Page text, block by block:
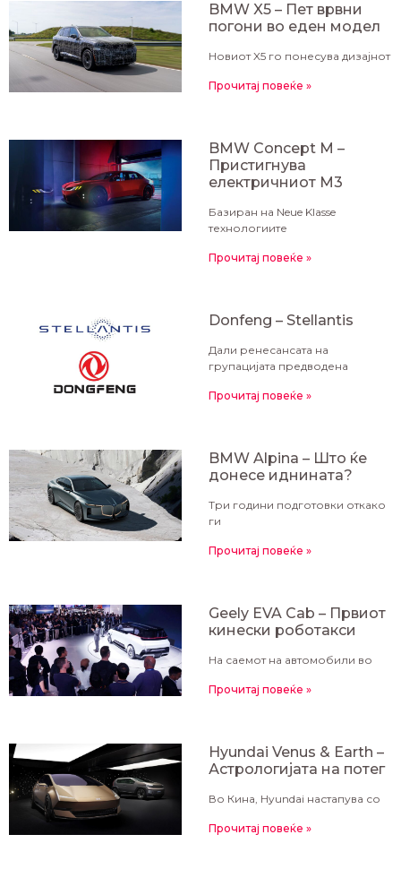
BMW X5 – Пет врвни
погони во еден модел
Новиот X5 го понесува дизајнот
Прочитај повеќе »
BMW Concept M –
Пристигнува
електричниот M3
Базиран на Neue Klasse
технологиите
Прочитај повеќе »
Donfeng – Stellantis
Дали ренесансата на
групацијата предводена
Прочитај повеќе »
BMW Alpina – Што ќе
донесе иднината?
Три години подготовки откако
ги
Прочитај повеќе »
Geely EVA Cab – Првиот
кинески роботакси
На саемот на автомобили во
Прочитај повеќе »
Hyundai Venus & Earth –
Астрологијата на потег
Во Кина, Hyundai настапува со
Прочитај повеќе »